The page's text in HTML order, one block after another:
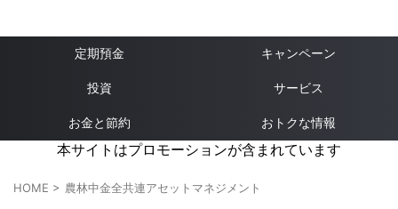
定期預金 キャンペーン
投資 サービス
お金と節約 おトクな情報
本サイトはプロモーションが含まれています
HOME > 農林中金全共連アセットマネジメント